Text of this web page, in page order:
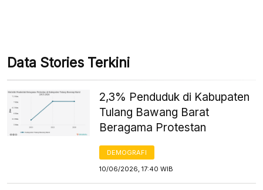
Data Stories Terkini
2,3% Penduduk di Kabupaten
Tulang Bawang Barat
Beragama Protestan
DEMOGRAFI
10/06/2026, 17:40 WIB